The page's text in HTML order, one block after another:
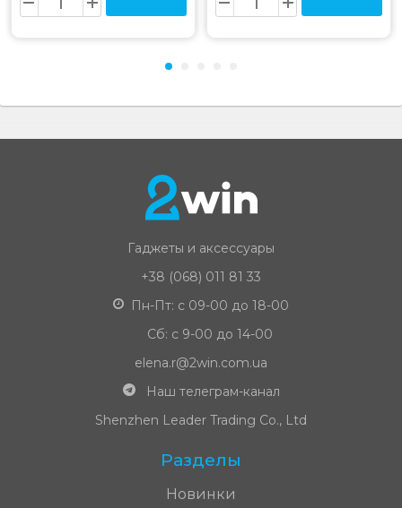
Гаджеты и аксессуары
+38 (068) 011 81 33
Пн-Пт: с 09-00 до 18-00
Сб: с 9-00 до 14-00
elena.r@2win.com.ua
Наш телеграм-канал
Shenzhen Leader Trading Co., Ltd
Разделы
Новинки